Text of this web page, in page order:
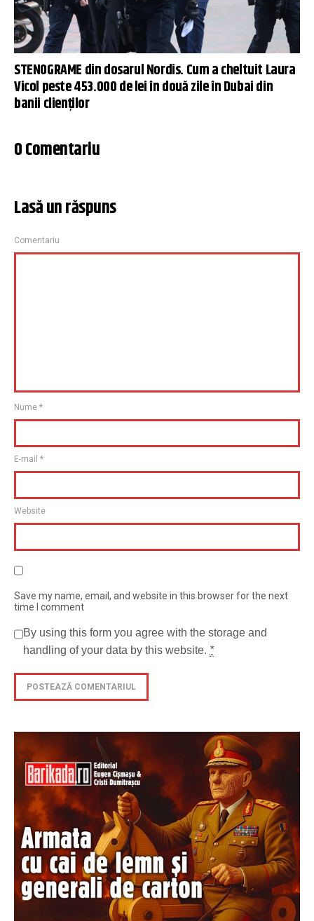
STENOGRAME din dosarul Nordis. Cum a cheltuit Laura
Vicol peste 453.000 de lei în două zile în Dubai din
banii clienților
0 Comentariu
Lasă un răspuns
Comentariu
Nume *
E-mail *
Website
Save my name, email, and website in this browser for the next
time I comment
By using this form you agree with the storage and
handling of your data by this website. *